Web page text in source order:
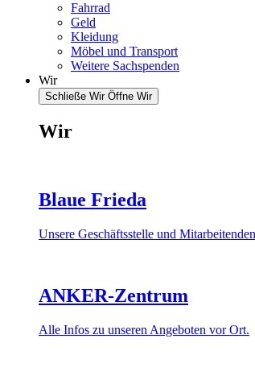
Fahrrad
Geld
Kleidung
Möbel und Transport
Weitere Sachspenden
Wir
Schließe Wir Öffne Wir
Wir
Blaue Frieda
Unsere Geschäftsstelle und Mitarbeitenden
ANKER-Zentrum
Alle Infos zu unseren Angeboten vor Ort.